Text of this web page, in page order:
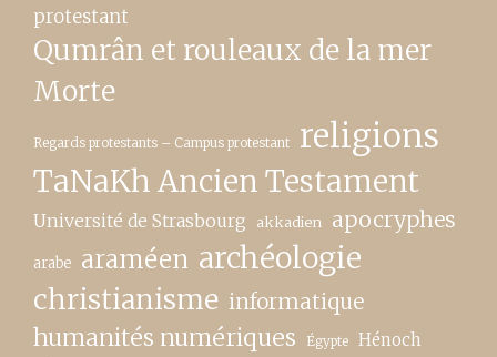
protestant
Qumrân et rouleaux de la mer
Morte
Regards protestants – Campus protestant religions
TaNaKh Ancien Testament
Université de Strasbourg akkadien apocryphes
arabe araméen archéologie
christianisme informatique
humanités numériques Égypte Hénoch